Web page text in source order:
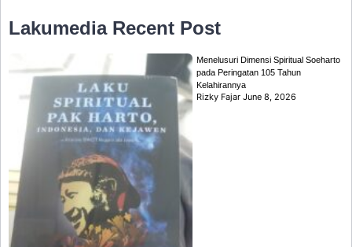
Lakumedia Recent Post
Menelusuri Dimensi Spiritual Soeharto
pada Peringatan 105 Tahun
Kelahirannya
Rizky FajarJune 8, 2026